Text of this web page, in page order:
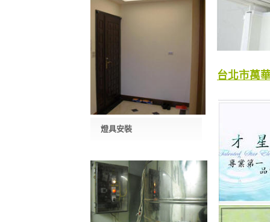
燈具安裝
台北市萬